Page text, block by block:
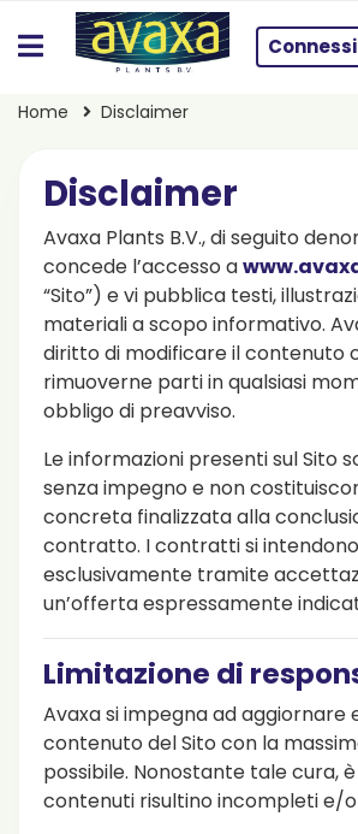
Home Disclaimer
Disclaimer
Avaxa Plants B.V., di seguito
concede l’accesso a
“Sito”) e vi pubblica testi,
materiali a scopo informativo.
diritto di modificare il contenuto
rimuoverne parti in qualsiasi
obbligo di preavviso.
Le informazioni presenti sul Sito
senza impegno e non
concreta finalizzata alla
contratto. I contratti si
esclusivamente tramite
un’offerta espressamente
Limitazione di
Avaxa si impegna ad aggiornare
contenuto del Sito con la
possibile. Nonostante tale cura,
contenuti risultino incompleti e/